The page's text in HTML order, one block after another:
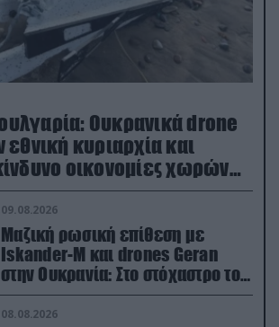
Ουκρανικά drone
εθνική κυριαρχία και
οικονομίες χωρών
09.08.2026
Μαζική ρωσική επίθεση με
Iskander-M και drones Geran
στην Ουκρανία: Στο στόχαστρο το
εργοστάσιο των Flamingo
08.08.2026